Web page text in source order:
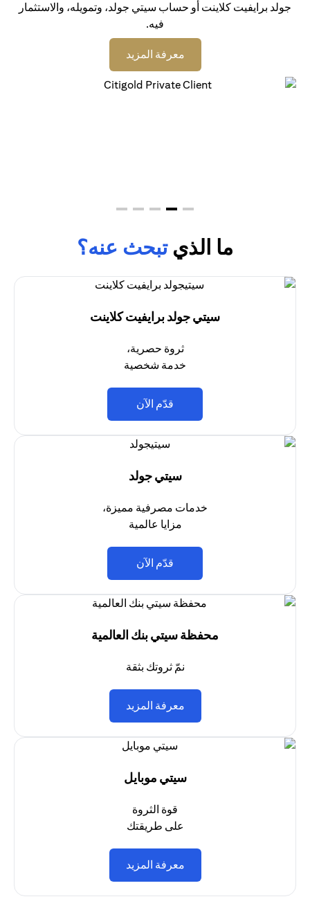
جولد برايفيت كلاينت أو حساب سيتي جولد، وتمويله، والاستثمار
فيه.
معرفة المزيد
ما الذيتبحث عنه؟
سيتي جولد برايفيت كلاينت
ثروة حصرية،
خدمة شخصية
قدّم الآن
سيتي جولد
خدمات مصرفية مميزة،
مزايا عالمية
قدّم الآن
محفظة سيتي بنك العالمية
نمّ ثروتك بثقة
معرفة المزيد
سيتي موبايل
قوة الثروة
على طريقتك
معرفة المزيد